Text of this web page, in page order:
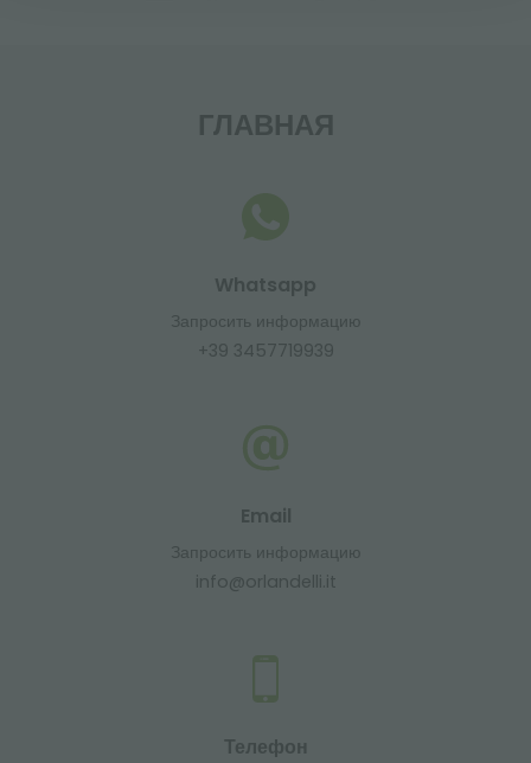
ГЛАВНАЯ
Whatsapp
Запросить информацию
+39 3457719939
Email
Запросить информацию
info@orlandelli.it
Телефон